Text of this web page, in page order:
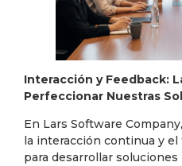
Interacción y Feedback:
Perfeccionar Nuestras
En Lars Software
la interacción continua y
para desarrollar